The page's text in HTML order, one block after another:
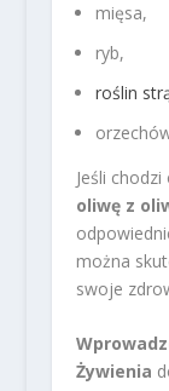
mięsa,
ryb,
roślin
Jeśli
oliwę z
można
swoje
Żywienia